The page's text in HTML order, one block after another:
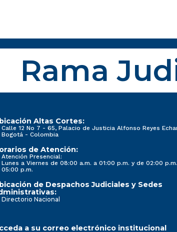
Rama
Altas Cortes:
Calle 12 No 7 - 65, Palacio de Justicia Alfonso Reyes
Bogotá - Colombia
de Atención:
Atención Presencial:
Lunes a Viernes de 08:00 a.m. a 01:00 p.m. y de 02:00
05:00 p.m.
de Despachos Judiciales y Sedes
Directorio Nacional
a su correo electrónico institucional